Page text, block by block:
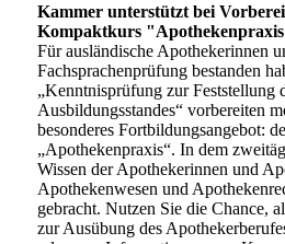
Kammer unterstützt bei
Kompaktkurs
Für ausländische Apothekerinnen
Fachsprachenprüfung bestanden
„Kenntnisprüfung zur Feststellung
Ausbildungsstandes“ vorbereiten
besonderes Fortbildungsangebot:
„Apothekenpraxis“. In dem
Wissen der Apothekerinnen und
Apothekenwesen und
gebracht. Nutzen Sie die Chance,
zur Ausübung des